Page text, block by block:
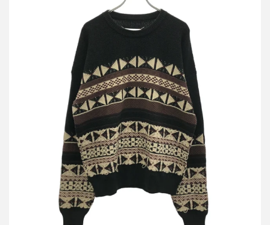
メゾン マルジェラ 17AW ジャガードニットセーター S50HA0728
S16014
買取金額16,800円
詳しく見る